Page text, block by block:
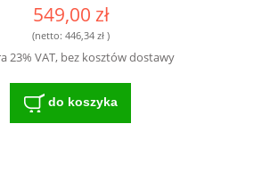
549,00 zł
(netto: 446,34 zł)
23% VAT, bez kosztów dostawy
do koszyka